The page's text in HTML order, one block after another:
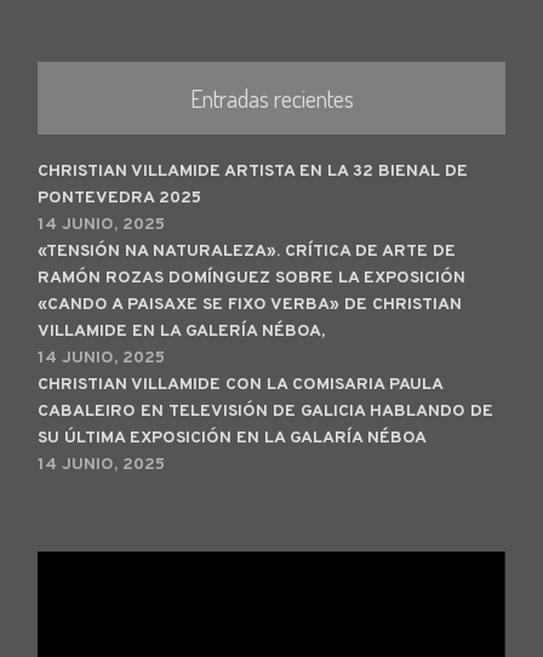
Entradas recientes
CHRISTIAN VILLAMIDE ARTISTA EN LA 32 BIENAL DE
PONTEVEDRA 2025
14 JUNIO, 2025
«TENSIÓN NA NATURALEZA». CRÍTICA DE ARTE DE
RAMÓN ROZAS DOMÍNGUEZ SOBRE LA EXPOSICIÓN
«CANDO A PAISAXE SE FIXO VERBA» DE CHRISTIAN
VILLAMIDE EN LA GALERÍA NÉBOA,
14 JUNIO, 2025
CHRISTIAN VILLAMIDE CON LA COMISARIA PAULA
CABALEIRO EN TELEVISIÓN DE GALICIA HABLANDO DE
SU ÚLTIMA EXPOSICIÓN EN LA GALARÍA NÉBOA
14 JUNIO, 2025